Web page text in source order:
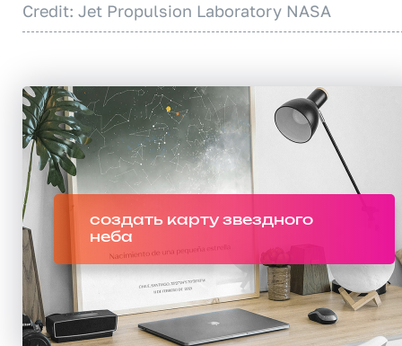
Credit: Jet Propulsion Laboratory NASA
создать карту звездного
неба